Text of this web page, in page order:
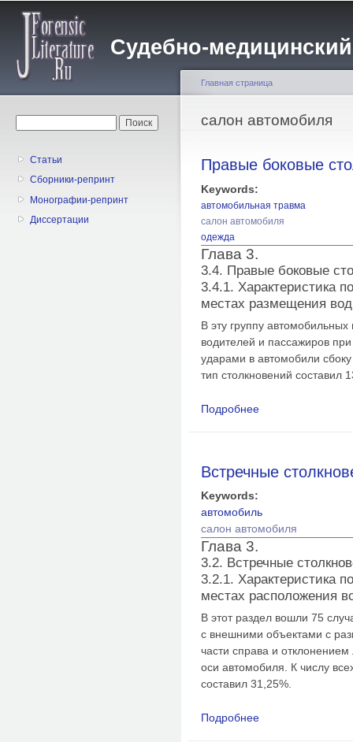
Судебно-
Статьи
Сборники-репринт
Монографии-репринт
Диссертации
Вы здесь
Главная страница
салон автомобиля
Правые боковые
Keywords:
автомобильная травма
салон автомобиля
одежда
Глава 3.
3.4. Правые боковые
3.4.1. Характеристика
местах размещения
В эту группу
водителей и пассажиров
ударами в автомобили
тип столкновений составил
Подробнее
Встречные
Keywords:
автомобиль
салон автомобиля
Глава 3.
3.2. Встречные
3.2.1. Характеристика
местах расположения
В этот раздел вошли 75
с внешними объектами с
части справа и
оси автомобиля. К числу
составил 31,25%.
Подробнее